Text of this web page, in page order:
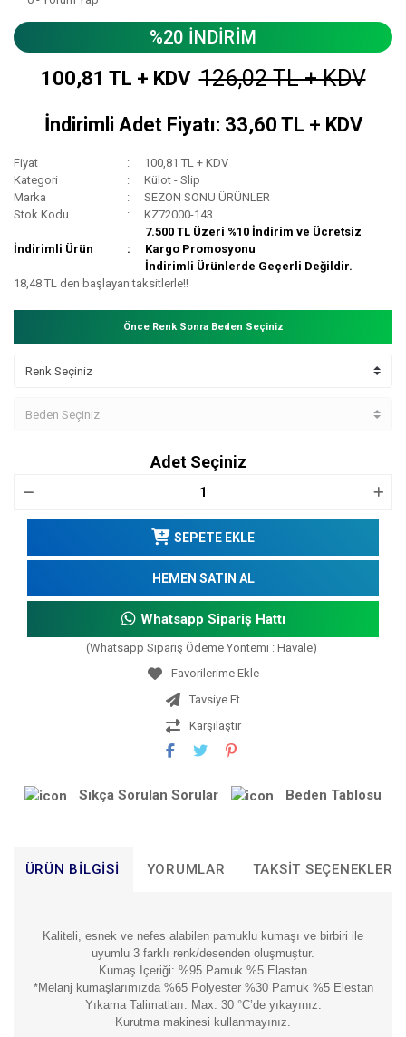
%20 İNDİRİM
100,81 TL + KDV 126,02 TL + KDV
İndirimli Adet Fiyatı: 33,60 TL + KDV
Fiyat
100,81 TL + KDV
Kategori
Külot - Slip
Marka
SEZON SONU ÜRÜNLER
Stok Kodu
KZ72000-143
İndirimli Ürün
7.500 TL Üzeri %10 İndirim ve Ücretsiz
Kargo Promosyonu
İndirimli Ürünlerde Geçerli Değildir.
18,48 TL den başlayan taksitlerle!!
Önce Renk Sonra Beden Seçiniz
Adet Seçiniz
SEPETE EKLE
HEMEN SATIN AL
Whatsapp Sipariş Hattı
(Whatsapp Sipariş Ödeme Yöntemi : Havale)
Tavsiye Et
Karşılaştır
Sıkça Sorulan Sorular Beden Tablosu
ÜRÜN BILGISI YORUMLAR TAKSIT SEÇENEKLERI
Kaliteli, esnek ve nefes alabilen pamuklu kumaşı ve birbiri ile
uyumlu 3 farklı renk/desenden oluşmuştur.
Kumaş İçeriği: %95 Pamuk %5 Elastan
*Melanj kumaşlarımızda %65 Polyester %30 Pamuk %5 Elestan
Yıkama Talimatları: Max. 30 °C’de yıkayınız.
Kurutma makinesi kullanmayınız.